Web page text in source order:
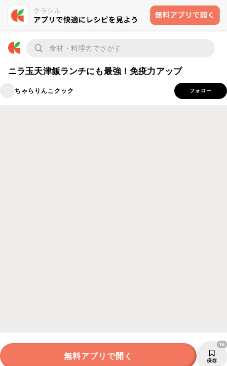
ニラ玉天津飯ランチにも最強！免疫力アップ
ちゃらりんこクック フォロー
無料アプリで開く 保存
16